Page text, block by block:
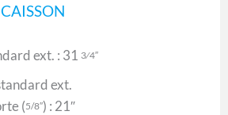
ext. : 31 3⁄4″
ext.
(5/8″) : 21″